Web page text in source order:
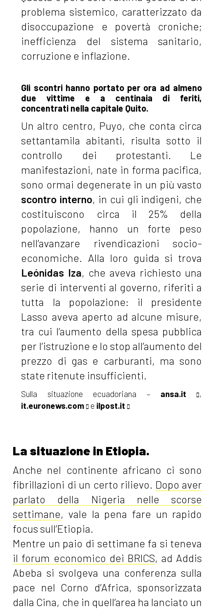
problema sistemico, caratterizzato da
disoccupazione e povertà croniche;
inefficienza del sistema sanitario,
corruzione e inflazione.
Gli scontri hanno portato per ora ad almeno
due vittime e a centinaia di feriti,
concentrati nella capitale Quito.
Un altro centro, Puyo, che conta circa
settantamila abitanti, risulta sotto il
controllo dei protestanti. Le
manifestazioni, nate in forma pacifica,
sono ormai degenerate in un più vasto
scontro interno, in cui gli indigeni, che
costituiscono circa il 25% della
popolazione, hanno un forte peso
nell’avanzare rivendicazioni socio-
economiche. Alla loro guida si trova
Leónidas Iza, che aveva richiesto una
serie di interventi al governo, riferiti a
tutta la popolazione: il presidente
Lasso aveva aperto ad alcune misure,
tra cui l’aumento della spesa pubblica
per l’istruzione e lo stop all’aumento del
prezzo di gas e carburanti, ma sono
state ritenute insufficienti.
Sulla situazione ecuadoriana – ansa.it
,
it.euronews.com
e ilpost.it
La situazione in Etiopia.
Anche nel continente africano ci sono
fibrillazioni di un certo rilievo. Dopo aver
parlato della Nigeria nelle scorse
settimane, vale la pena fare un rapido
focus sull’Etiopia.
Mentre un paio di settimane fa si teneva
il forum economico dei BRICS, ad Addis
Abeba si svolgeva una conferenza sulla
pace nel Corno d’Africa, sponsorizzata
dalla Cina, che in quell’area ha lanciato un